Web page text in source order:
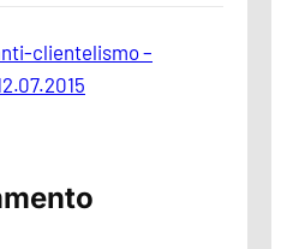
clientelismo –